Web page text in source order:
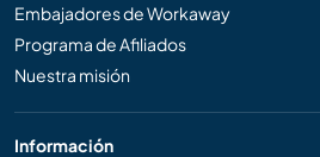
Embajadores de Workaway
Programa de Afiliados
Nuestra misión
Información